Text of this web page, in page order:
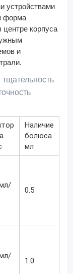
устройствами
форма
корпуса
и
Наличие
болюса
мл
0.5
1.0